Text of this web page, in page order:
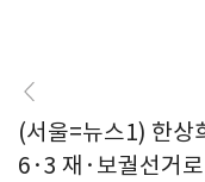
(서울=뉴스1) 한상
6·3 재·보궐선거